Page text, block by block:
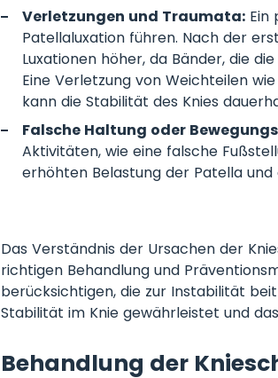
Verletzungen und Traumata:Ein
Patellaluxation führen. Nach der
Luxationen höher, da Bänder, die
Eine Verletzung von Weichteilen
kann die Stabilität des Knies
Falsche Haltung oder
Aktivitäten, wie eine falsche
erhöhten Belastung der Patella
Das Verständnis der Ursachen der
richtigen Behandlung und
berücksichtigen, die zur Instabilität
Stabilität im Knie gewährleistet und
Behandlung der